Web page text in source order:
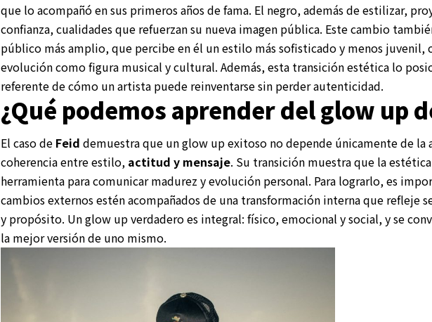
que lo acompañó en sus primeros años de fama. El negro, además de estilizar,
confianza, cualidades que refuerzan su nueva imagen pública. Este cambio
público más amplio, que percibe en él un estilo más sofisticado y menos juvenil,
evolución como figura musical y cultural. Además, esta transición estética lo
referente de cómo un artista puede reinventarse sin perder autenticidad.
¿Qué podemos aprender del glow up
El caso de Feid demuestra que un glow up exitoso no depende únicamente de la
coherencia entre estilo, actitud y mensaje. Su transición muestra que la
herramienta para comunicar madurez y evolución personal. Para lograrlo, es
cambios externos estén acompañados de una transformación interna que refleje
y propósito. Un glow up verdadero es integral: físico, emocional y social, y se
la mejor versión de uno mismo.